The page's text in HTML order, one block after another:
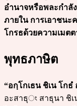
อำนาจหรือพละกำ
ภายใน การเอาชนะ
โกรธด้วยความเมต
พุทธภาษิต
“อกฺโกเธน ชิเน โกธํ
อะสาธุং สาธุนา ชิเ